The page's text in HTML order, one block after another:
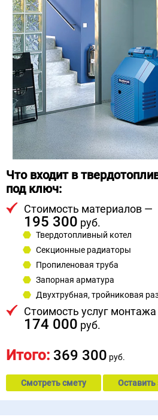
Что входит в
под ключ:
Стоимость материалов —
195 300 руб.
Твердотопливный котел
Секционные радиаторы
Пропиленовая труба
Запорная арматура
Двухтрубная, тройниковая
Стоимость услуг
174 000 руб.
Итого: 369 300 руб.
Смотреть смету Оставить